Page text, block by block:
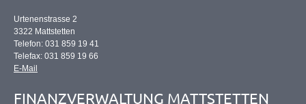
Urtenenstrasse 2
3322 Mattstetten
Telefon: 031 859 19 41
Telefax: 031 859 19 66
E-Mail
FINANZVERWALTUNG MATTSTETTEN